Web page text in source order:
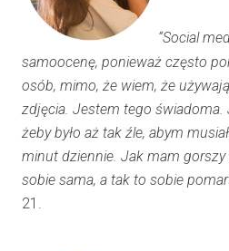
“Social
samoocenę, ponieważ często
osób, mimo, że wiem, że
zdjęcia. Jestem tego świadoma.
żeby było aż tak źle, abym
minut dziennie. Jak mam
sobie sama, a tak to sobie
21.